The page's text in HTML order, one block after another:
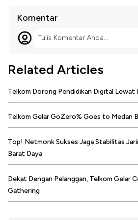
Komentar
Tulis Komentar Anda...
Related Articles
Telkom Dorong Pendidikan Digital Lewat
Telkom Gelar GoZero% Goes to Medan
Top! Netmonk Sukses Jaga Stabilitas
Barat Daya
Dekat Dengan Pelanggan, Telkom Gelar
Gathering